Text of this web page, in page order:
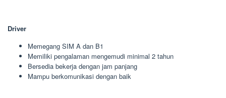
Driver
Memegang SIM A dan B1
Memiliki pengalaman mengemudi minimal 2 tahun
Bersedia bekerja dengan jam panjang
Mampu berkomunikasi dengan baik